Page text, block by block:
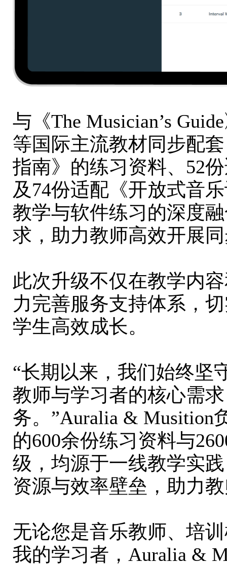
与《The Musician’s
等国际主流教材同步配
指南》的练习资料、52
及74份适配《开放式音
教学与软件练习的深度
求，助力教师高效开展
此次升级不仅在教学内
力完善服务支持体系，
学生高效成长。
“长期以来，我们始终坚
教师与学习者的核心需
务。”Auralia & Musition
的600余份练习资料与
级，均源于一线教学实
资源与效率壁垒，助力
无论您是音乐教师、培
我的学习者，Auralia &